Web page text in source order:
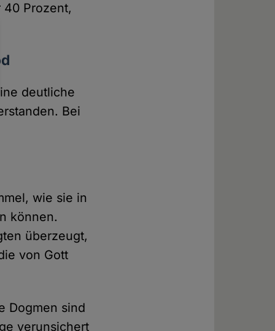
Prozent,
deutliche
Bei
wie sie in
können.
überzeugt,
von Gott
Dogmen sind
verunsichert